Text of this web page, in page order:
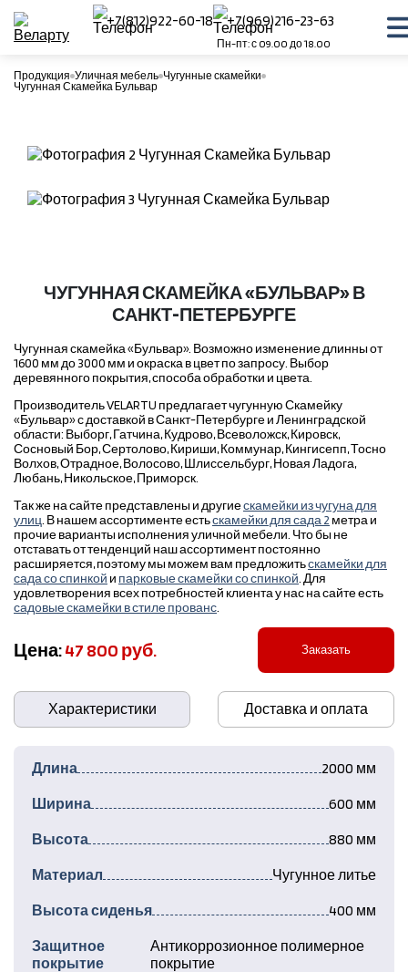
+7(812)922-60-18 +7(969)216-23-63
Пн-пт: с 09.00 до 18.00
Продукция Уличная мебель Чугунные скамейки
Чугунная Скамейка Бульвар
ЧУГУННАЯ СКАМЕЙКА «БУЛЬВАР» В
САНКТ-ПЕТЕРБУРГЕ
Чугунная скамейка «Бульвар». Возможно изменение длинны от
1600 мм до 3000 мм и окраска в цвет по запросу. Выбор
деревянного покрытия, способа обработки и цвета.
Производитель VELARTU предлагает чугунную Скамейку
«Бульвар» с доставкой в Санкт-Петербурге и Ленинградской
области: Выборг, Гатчина, Кудрово, Всеволожск, Кировск,
Сосновый Бор, Сертолово, Кириши, Коммунар, Кингисепп, Тосно
Волхов, Отрадное, Волосово, Шлиссельбург, Новая Ладога,
Любань, Никольское, Приморск.
Так же на сайте представлены и другиескамейки из чугуна для
улиц . В нашем ассортименте естьскамейки для сада 2 метра и
прочие варианты исполнения уличной мебели. Что бы не
отставать от тенденций наш ассортимент постоянно
расширяется, поэтому мы можем вам предложитьскамейки для
сада со спинкой и парковые скамейки со спинкой . Для
удовлетворения всех потребностей клиента у нас на сайте есть
садовые скамейки в стиле прованс
Цена:47 800 руб. Заказать
Характеристики Доставка и оплата
Длина 2000 мм
Ширина 600 мм
Высота 880 мм
Материал Чугунное литье
Высота сиденья 400 мм
Защитное
покрытие
Антикоррозионное полимерное
покрытие